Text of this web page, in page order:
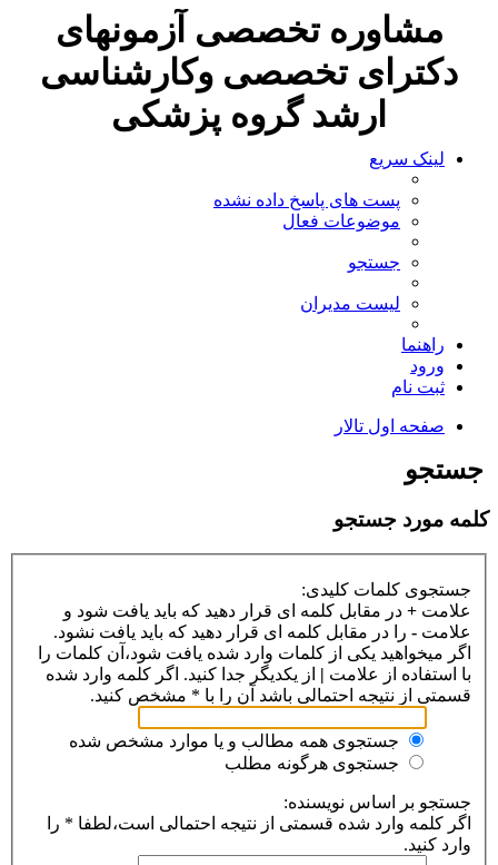
مشاوره تخصصی آزمونهای
دکترای تخصصی وکارشناسی
ارشد گروه پزشکی
لینک سریع
پست های پاسخ داده نشده
موضوعات فعال
جستجو
لیست مدیران
راهنما
ورود
ثبت نام
صفحه اول تالار
جستجو
کلمه مورد جستجو
جستجوی کلمات کلیدی:
علامت + در مقابل کلمه ای قرار دهید که باید یافت شود و
علامت - را در مقابل کلمه ای قرار دهید که باید یافت نشود.
اگر میخواهید یکی از کلمات وارد شده یافت شود،آن کلمات را
با استفاده از علامت | از یکدیگر جدا کنید. اگر کلمه وارد شده
قسمتی از نتیجه احتمالی باشد آن را با * مشخص کنید.
جستجوی همه مطالب و یا موارد مشخص شده
جستجوی هرگونه مطلب
جستجو بر اساس نویسنده:
اگر کلمه وارد شده قسمتی از نتیجه احتمالی است،لطفا * را
وارد کنید.